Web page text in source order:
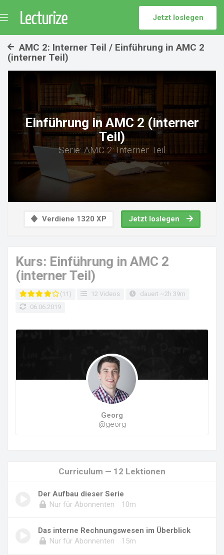
Jetzt loslegen
AMC 2: Interner Teil / Einführung in AMC 2
(interner Teil)
Einführung in AMC 2 (interner
Teil)
Serie: AMC 2: Interner Teil
Verdiene 1320 XP Jetzt loslegen
Kurs: Einführung in AMC 2
(interner Teil)
(11) 12 Videos
dauert ~2h 39m
06.06.2019
Georg
@georg
Curriculum — 12 Lektionen
Der Aufbau dieser Serie
Nur für Abonnenten
10m
Das interne Rechnungswesen im Überblick
Nur für Abonnenten
15m